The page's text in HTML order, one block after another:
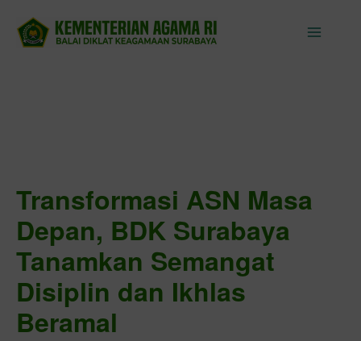
content
Transformasi ASN Masa
Depan, BDK Surabaya
Tanamkan Semangat
Disiplin dan Ikhlas
Beramal